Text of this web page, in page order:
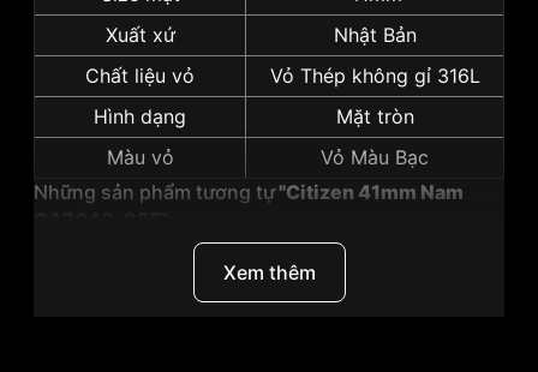
Xuất xứ
Nhật Bản
Chất liệu vỏ
Vỏ Thép không gỉ 316L
Hình dạng
Mặt tròn
Màu vỏ
Vỏ Màu Bạc
Những sản phẩm tương tự"Citizen 41mm Nam
Xem thêm